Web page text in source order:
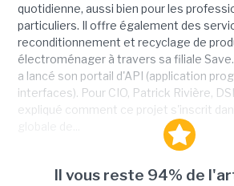
quotidienne, aussi bien pour les
particuliers. Il offre également des
reconditionnement et recyclage de
électroménager à travers sa filiale
a lancé son portail d'API (application
interfaces). Pour CIO, Patrick Rivière,
expliqué comment ce projet s'inscrit
Il vous reste 94% de